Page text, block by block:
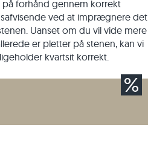
forhånd gennem korrekt
ved at imprægnere det.
Uanset om du vil vide mere
er pletter på stenen, kan vi
kvartsit korrekt.